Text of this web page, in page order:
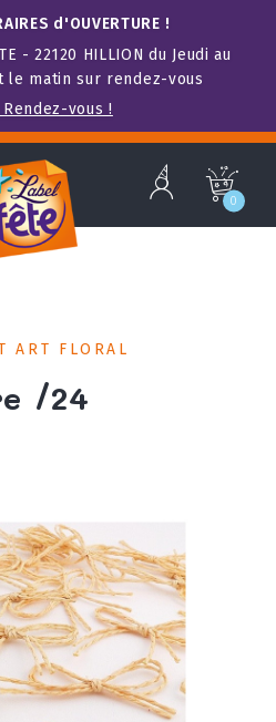
d'OUVERTURE !
- 22120 HILLION du Jeudi au
le matin sur rendez-vous
vous !
b c
0
ART FLORAL
/24